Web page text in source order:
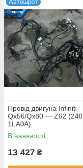
Автошрот
Провід двигуна Infiniti
Qx56/Qx80 — Z62
1LA0A)
В наявності
13 427 ₴